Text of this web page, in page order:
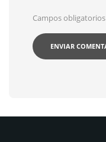
Campos obligatorios